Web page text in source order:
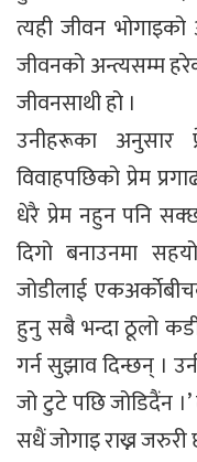
त्यही जीवन
जीवनको अन्त्यसम्म
जीवनसाथी हो ।
उनीहरूका अनुसार
विवाहपछिको प्रेम
धेरै प्रेम नहुन पनि
दिगो बनाउनमा
जोडीलाई
हुनु सबै भन्दा ठूलो
गर्न सुझाव दिन्छन् ।
जो टुटे पछि जोडिदैंन
सधैं जोगाइ राख्न जरुरी